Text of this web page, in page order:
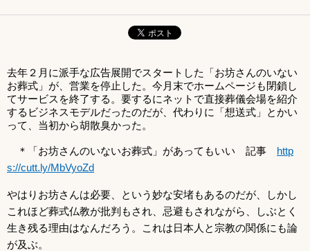
去年２月に派手な広告展開でスタートした「お坊さんのいない
お葬式」が、営業を停止した。今月末でホームページも閉鎖し
てサービスを終了する。要するにネットで直接葬儀会場を紹介
するビジネスモデルだったのだが、代わりに「想送式」とかい
って、当初から胡散臭かった。
＊「お坊さんのいないお葬式」があってもいい 記事 http
s://cutt.ly/MbVyoZd
やはりお坊さんは必要、という妙な安堵もあるのだが、しかし
これほど葬式仏教が批判もされ、忌避もされながら、しぶとく
生き残る理由はなんだろう。これは日本人と宗教の関係にも論
が及ぶ。